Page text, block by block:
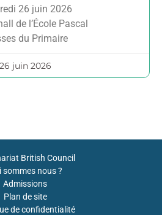
26 juin 2026
de l’École Pascal
du Primaire
26 juin 2026
British Council
sommes nous ?
Admissions
Plan de site
de confidentialité